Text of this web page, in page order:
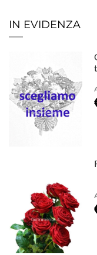
IN EVIDENZA